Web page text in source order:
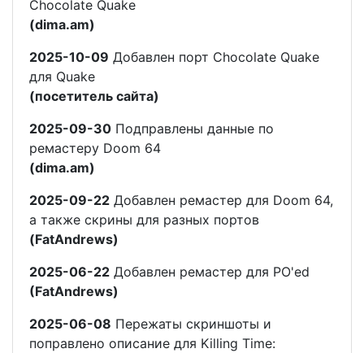
Chocolate Quake
(dima.am)
2025-10-09 Добавлен порт Chocolate Quake
для Quake
(посетитель сайта)
2025-09-30 Подправлены данные по
ремастеру Doom 64
(dima.am)
2025-09-22 Добавлен ремастер для Doom 64,
а также скрины для разных портов
(FatAndrews)
2025-06-22 Добавлен ремастер для PO'ed
(FatAndrews)
2025-06-08 Пережаты скриншоты и
поправлено описание для Killing Time: